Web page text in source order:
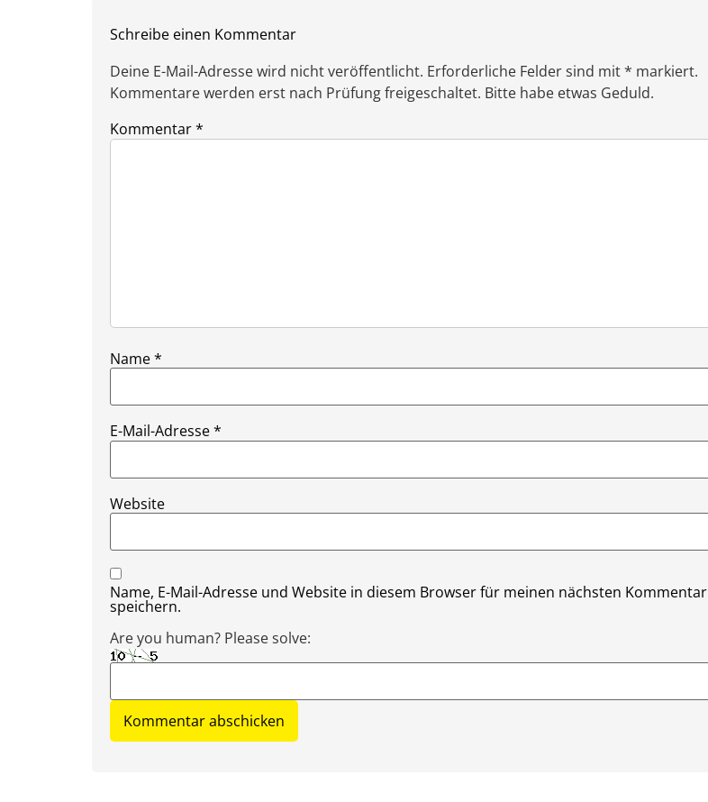
Schreibe einen Kommentar
Deine E-Mail-Adresse wird nicht veröffentlicht. Erforderliche Felder sind mit * markiert.
Kommentare werden erst nach Prüfung freigeschaltet. Bitte habe etwas Geduld.
Kommentar*
Name*
E-Mail-Adresse*
Website
Name, E-Mail-Adresse und Website in diesem Browser für meinen nächsten Kommentar
speichern.
Are you human? Please solve: